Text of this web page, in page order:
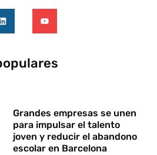
Grandes empresas se unen
para impulsar el talento
joven y reducir el abandono
escolar en Barcelona